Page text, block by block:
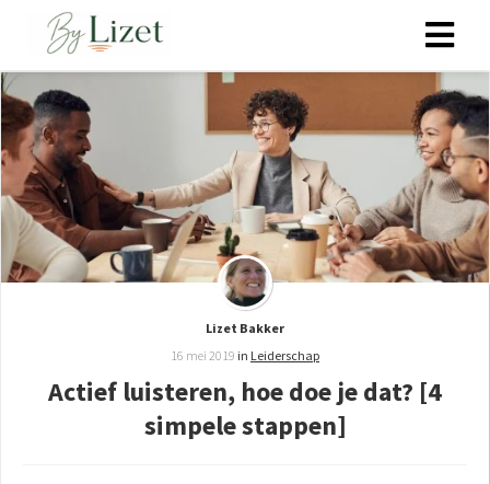
Lizet Bakker
16 mei 2019 in Leiderschap
Actief luisteren, hoe doe je dat? [4
simpele stappen]
policy
Ze